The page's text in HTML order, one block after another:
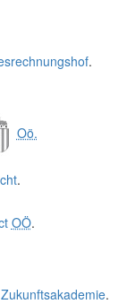
.
Oö.
.
OÖ.
Zukunftsakademie.